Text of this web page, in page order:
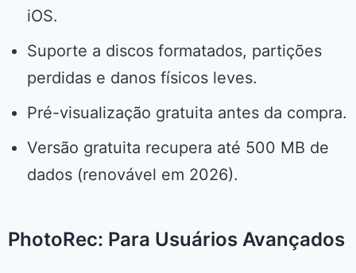
iOS.
Suporte a discos formatados, partições
perdidas e danos físicos leves.
Pré-visualização gratuita antes da compra.
Versão gratuita recupera até 500 MB de
dados (renovável em 2026).
PhotoRec: Para Usuários Avançados